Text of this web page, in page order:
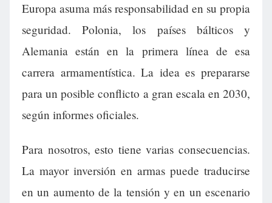
Europa asuma más responsabilidad en su propia
seguridad. Polonia, los países bálticos y
Alemania están en la primera línea de esa
carrera armamentística. La idea es prepararse
para un posible conflicto a gran escala en 2030,
según informes oficiales.
Para nosotros, esto tiene varias consecuencias.
La mayor inversión en armas puede traducirse
en un aumento de la tensión y en un escenario